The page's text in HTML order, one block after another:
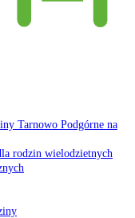
Tarnowo Podgórne na
rodzin wielodzietnych